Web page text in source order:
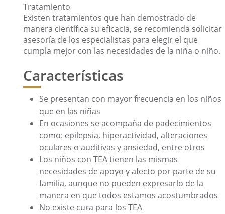
Tratamiento
Existen tratamientos que han demostrado de
manera científica su eficacia, se recomienda solicitar
asesoría de los especialistas para elegir el que
cumpla mejor con las necesidades de la niña o niño.
Características
Se presentan con mayor frecuencia en los niños
que en las niñas
En ocasiones se acompaña de padecimientos
como: epilepsia, hiperactividad, alteraciones
oculares o auditivas y ansiedad, entre otros
Los niños con TEA tienen las mismas
necesidades de apoyo y afecto por parte de su
familia, aunque no pueden expresarlo de la
manera en que todos estamos acostumbrados
No existe cura para los TEA